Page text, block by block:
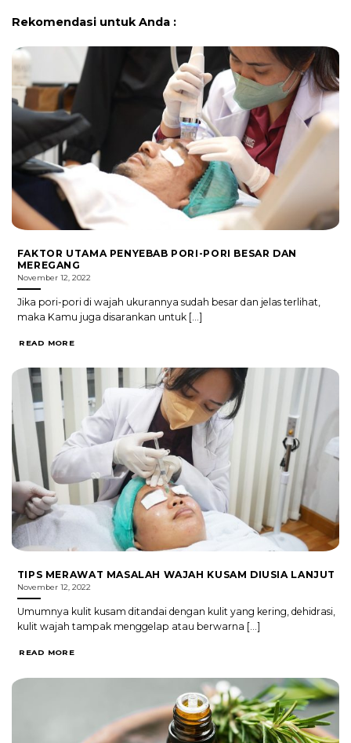
Rekomendasi untuk Anda :
FAKTOR UTAMA PENYEBAB PORI-PORI BESAR DAN
MEREGANG
November 12, 2022
Jika pori-pori di wajah ukurannya sudah besar dan jelas terlihat,
maka Kamu juga disarankan untuk [...]
READ MORE
TIPS MERAWAT MASALAH WAJAH KUSAM DIUSIA LANJUT
November 12, 2022
Umumnya kulit kusam ditandai dengan kulit yang kering, dehidrasi,
kulit wajah tampak menggelap atau berwarna [...]
READ MORE